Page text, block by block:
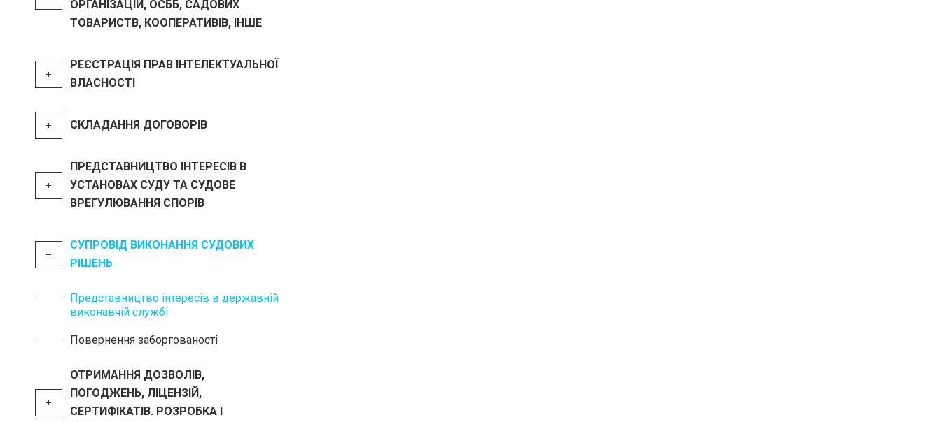
ОРГАНІЗАЦІЙ, ОСББ, САДОВИХ
ТОВАРИСТВ, КООПЕРАТИВІВ, ІНШЕ
РЕЄСТРАЦІЯ ПРАВ ІНТЕЛЕКТУАЛЬНОЇ
ВЛАСНОСТІ
СКЛАДАННЯ ДОГОВОРІВ
ПРЕДСТАВНИЦТВО ІНТЕРЕСІВ В
УСТАНОВАХ СУДУ ТА СУДОВЕ
ВРЕГУЛЮВАННЯ СПОРІВ
СУПРОВІД ВИКОНАННЯ СУДОВИХ
РІШЕНЬ
Представництво інтересів в державній
виконавчій службі
Повернення заборгованості
ОТРИМАННЯ ДОЗВОЛІВ,
ПОГОДЖЕНЬ, ЛІЦЕНЗІЙ,
СЕРТИФІКАТІВ. РОЗРОБКА І